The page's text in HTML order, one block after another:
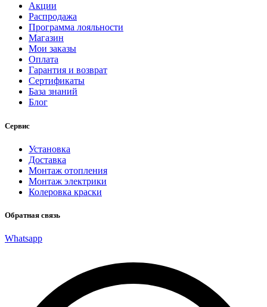
Акции
Распродажа
Программа лояльности
Магазин
Мои заказы
Оплата
Гарантия и возврат
Сертификаты
База знаний
Блог
Сервис
Установка
Доставка
Монтаж отопления
Монтаж электрики
Колеровка краски
Обратная связь
Whatsapp